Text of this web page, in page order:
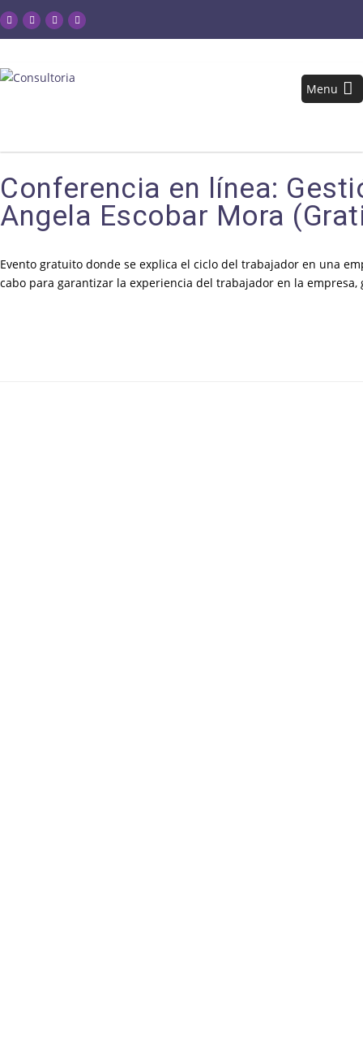
Menu
Conferencia en línea:
Angela Escobar Mora
Evento gratuito donde se explica el ciclo del trabajador en una
cabo para garantizar la experiencia del trabajador en la